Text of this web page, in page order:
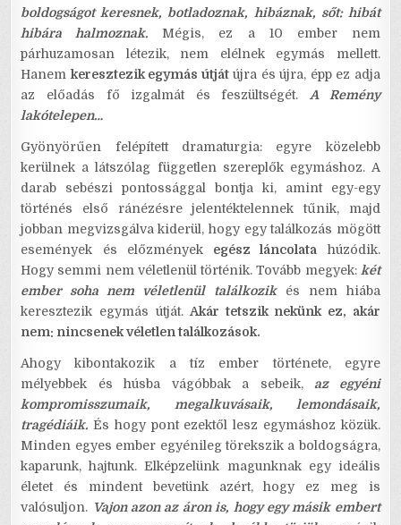
boldogságot keresnek, botladoznak, hibáznak, sőt: hibát
hibára halmoznak. Mégis, ez a 10 ember nem
párhuzamosan létezik, nem elélnek egymás mellett.
Hanem keresztezik egymás útjátújra és újra, épp ez adja
az előadás fő izgalmát és feszültségét. A Remény
lakótelepen…
Gyönyörűen felépített dramaturgia: egyre közelebb
kerülnek a látszólag független szereplők egymáshoz. A
darab sebészi pontossággal bontja ki, amint egy-egy
történés első ránézésre jelentéktelennek tűnik, majd
jobban megvizsgálva kiderül, hogy egy találkozás mögött
események és előzmények egész láncolata húzódik.
Hogy semmi nem véletlenül történik. Tovább megyek: két
ember soha nem véletlenül találkozikés nem hiába
keresztezik egymás útját. Akár tetszik nekünk ez, akár
nem: nincsenek véletlen találkozások.
Ahogy kibontakozik a tíz ember története, egyre
mélyebbek és húsba vágóbbak a sebeik,az egyéni
kompromisszumaik, megalkuvásaik, lemondásaik,
tragédiáik. És hogy pont ezektől lesz egymáshoz közük.
Minden egyes ember egyénileg törekszik a boldogságra,
kaparunk, hajtunk. Elképzelünk magunknak egy ideális
életet és mindent bevetünk azért, hogy ez meg is
valósuljon. Vajon azon az áron is, hogy egy másik embert